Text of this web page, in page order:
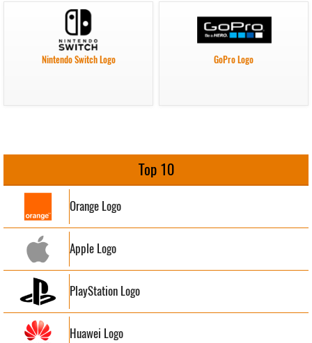
Nintendo Switch Logo GoPro Logo
Top 10
Orange Logo
Apple Logo
PlayStation Logo
Huawei Logo